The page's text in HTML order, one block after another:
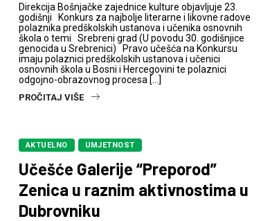
Direkcija Bošnjačke zajednice kulture objavljuje 23.
godišnji Konkurs za najbolje literarne i likovne radove
polaznika predškolskih ustanova i učenika osnovnih
škola o temi Srebreni grad (U povodu 30. godišnjice
genocida u Srebrenici) Pravo učešća na Konkursu
imaju polaznici predškolskih ustanova i učenici
osnovnih škola u Bosni i Hercegovini te polaznici
odgojno-obrazovnog procesa […]
PROČITAJ VIŠE
AKTUELNO UMJETNOST
Učešće Galerije “Preporod”
Zenica u raznim aktivnostima u
Dubrovniku